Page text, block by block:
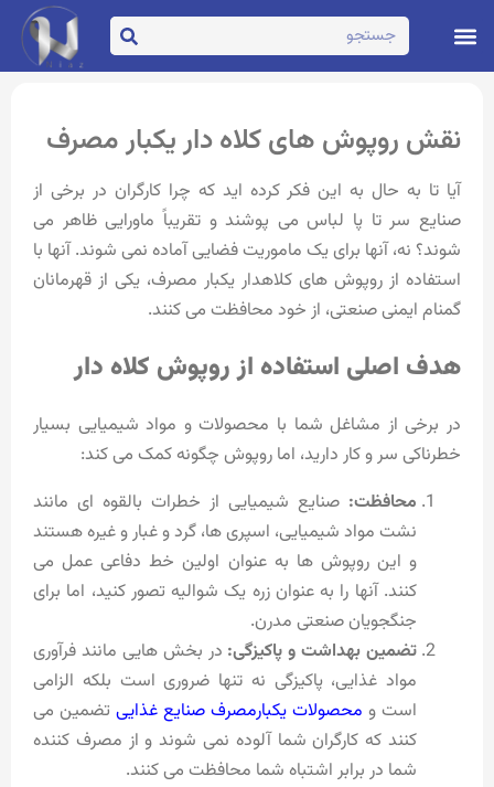
نقش روپوش های کلاه دار یکبار مصرف
آیا تا به حال به این فکر کرده اید که چرا کارگران در برخی از
صنایع سر تا پا لباس می پوشند و تقریباً ماورایی ظاهر می
شوند؟ نه، آنها برای یک ماموریت فضایی آماده نمی شوند. آنها با
استفاده از روپوش های کلاهدار یکبار مصرف، یکی از قهرمانان
گمنام ایمنی صنعتی، از خود محافظت می کنند.
هدف اصلی استفاده از روپوش کلاه دار
در برخی از مشاغل شما با محصولات و مواد شیمیایی بسیار
خطرناکی سر و کار دارید، اما روپوش چگونه کمک می کند:
محافظت: صنایع شیمیایی از خطرات بالقوه ای مانند
نشت مواد شیمیایی، اسپری ها، گرد و غبار و غیره هستند
و این روپوش ها به عنوان اولین خط دفاعی عمل می
کنند. آنها را به عنوان زره یک شوالیه تصور کنید، اما برای
جنگجویان صنعتی مدرن.
تضمین بهداشت و پاکیزگی: در بخش هایی مانند فرآوری
مواد غذایی، پاکیزگی نه تنها ضروری است بلکه الزامی
است و محصولات یکبارمصرف صنایع غذایی تضمین می
کنند که کارگران شما آلوده نمی شوند و از مصرف کننده
شما در برابر اشتباه شما محافظت می کنند.